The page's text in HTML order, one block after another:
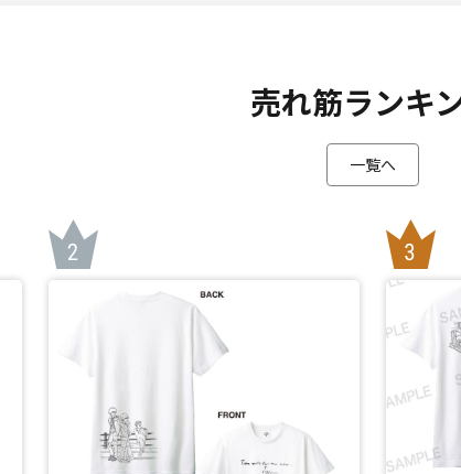
売れ筋ランキ
一覧へ